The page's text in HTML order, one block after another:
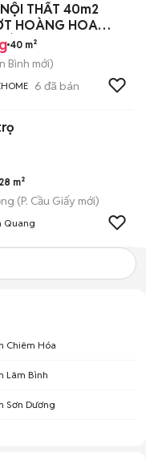
NỘI THẤT 40m2
HOÀNG HOA
40 m²
Bình mới)
6 đã bán
28 m²
(P. Cầu Giấy mới)
Quang
Chiêm Hóa
Lâm Bình
Sơn Dương